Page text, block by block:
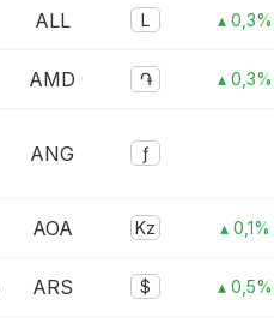
ALL L ▴ 0,3%
AMD ֏ ▴ 0,3%
ANG ƒ
AOA Kz ▴ 0,1%
ARS $ ▴ 0,5%